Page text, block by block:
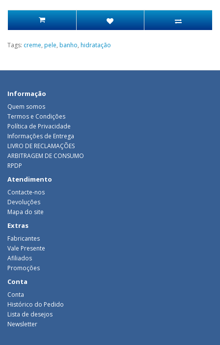
Tags: creme, pele, banho, hidratação
Informação
Quem somos
Termos e Condições
Política de Privacidade
Informações de Entrega
LIVRO DE RECLAMAÇÕES
ARBITRAGEM DE CONSUMO
RPDP
Atendimento
Contacte-nos
Devoluções
Mapa do site
Extras
Fabricantes
Vale Presente
Afiliados
Promoções
Conta
Conta
Histórico do Pedido
Lista de desejos
Newsletter